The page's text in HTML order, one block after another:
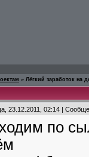
» Лёгкий заработок на
23.12.2011, 02:14 |
по